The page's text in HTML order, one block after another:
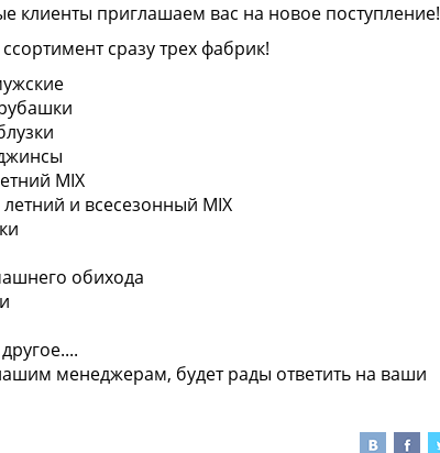
клиенты приглашаем вас на новое поступление!
сразу трех фабрик!
MIX
и всесезонный MIX
обихода
менеджерам, будет рады ответить на ваши